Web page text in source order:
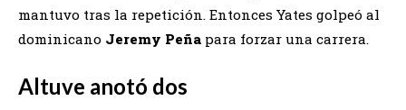
mantuvo tras la repetición. Entonces Yates golpeó al
dominicano Jeremy Peña para forzar una carrera.
Altuve anotó dos